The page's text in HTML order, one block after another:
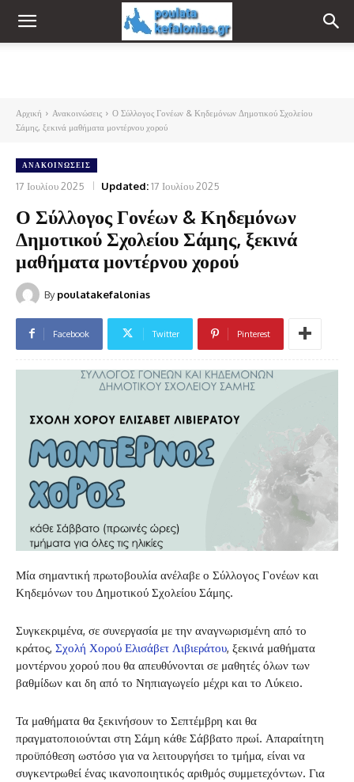
Αρχική Ανακοινώσεις
Ο Σύλλογος Γονέων & Κηδεμόνων Δημοτικού Σχολείου
Σάμης, ξεκινά μαθήματα μοντέρνου χορού
ΑΝΑΚΟΙΝΏΣΕΙΣ
17 Ιουλίου 2025 Updated:17 Ιουλίου 2025
Ο Σύλλογος Γονέων & Κηδεμόνων
Δημοτικού Σχολείου Σάμης, ξεκινά
μαθήματα μοντέρνου χορού
By poulatakefalonias
Facebook Twitter Pinterest
Μία σημαντική πρωτοβουλία ανέλαβε ο Σύλλογος Γονέων και
Κηδεμόνων του Δημοτικού Σχολείου Σάμης.
Συγκεκριμένα, σε συνεργασία με την αναγνωρισμένη από το
κράτος, Σχολή Χορού Ελισάβετ Λιβιεράτου, ξεκινά μαθήματα
μοντέρνου χορού που θα απευθύνονται σε μαθητές όλων των
βαθμίδων και δη από το Νηπιαγωγείο μέχρι και το Λύκειο.
Τα μαθήματα θα ξεκινήσουν το Σεπτέμβρη και θα
πραγματοποιούνται στη Σάμη κάθε Σάββατο πρωί. Απαραίτητη
προϋπόθεση ωστόσο για να λειτουργήσει το τμήμα, είναι να
συγκεντρωθεί ένας ικανοποιητικός αριθμός συμμετεχόντων. Για